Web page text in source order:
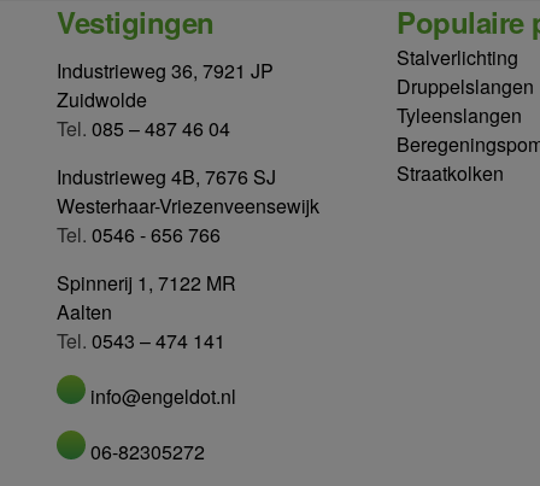
Vestigingen
Industrieweg 36, 7921 JP
Zuidwolde
Tel. 085 – 487 46 04
Industrieweg 4B, 7676 SJ
Westerhaar-Vriezenveensewijk
Tel. 0546 - 656 766
Spinnerij 1, 7122 MR
Aalten
Tel. 0543 – 474 141
info@engeldot.nl
06-82305272
Populaire
Stalverlichting
Druppelslangen
Tyleenslangen
Straatkolken